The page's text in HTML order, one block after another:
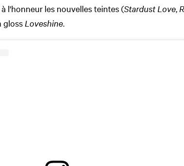
l'honneur les nouvelles teintes (Stardust Love
gloss Loveshine